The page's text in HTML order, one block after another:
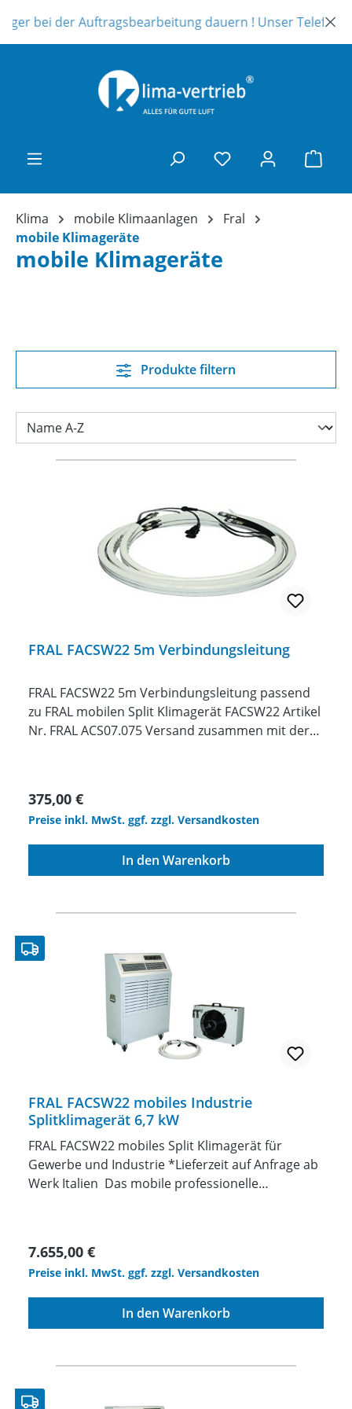
Zum Hauptinhalt springen
Auftragsbearbeitung dauern ! Unser Telefonsupport
Klima mobile Klimaanlagen
Fral
mobile Klimageräte
mobile Klimageräte
Produkte filtern
FRAL FACSW22 5m Verbindungsleitung
FRAL FACSW22 5m Verbindungsleitung passend
zu FRAL mobilen Split Klimagerät FACSW22 Artikel
Nr. FRAL ACS07.075 Versand zusammen mit der
Regulärer Preis:
375,00 €
Preise inkl. MwSt. ggf. zzgl. Versandkosten
In den Warenkorb
FRAL FACSW22 mobiles Industrie
Splitklimagerät 6,7 kW
FRAL FACSW22 mobiles Split Klimagerät für
Gewerbe und Industrie *Lieferzeit auf Anfrage ab
Werk Italien Das mobile professionelle
Glykol-Gemisch enthaltende Schläuche mit
Schnellanschlüssen angeschlossen. Das tragbare
Klimagerät FACSW22 wurde darauf ausgelegt, in
jeder beliebigen Umgebung installiert zu werden
und verfügt über ein äußert leistungsfähiges
kann (bis zu 1500 m³/h). Der maximale Abstand
zwischen Außen- und Innengerät kann 30 Meter
Regulärer Preis:
7.655,00 €
Preise inkl. MwSt. ggf. zzgl. Versandkosten
In den Warenkorb